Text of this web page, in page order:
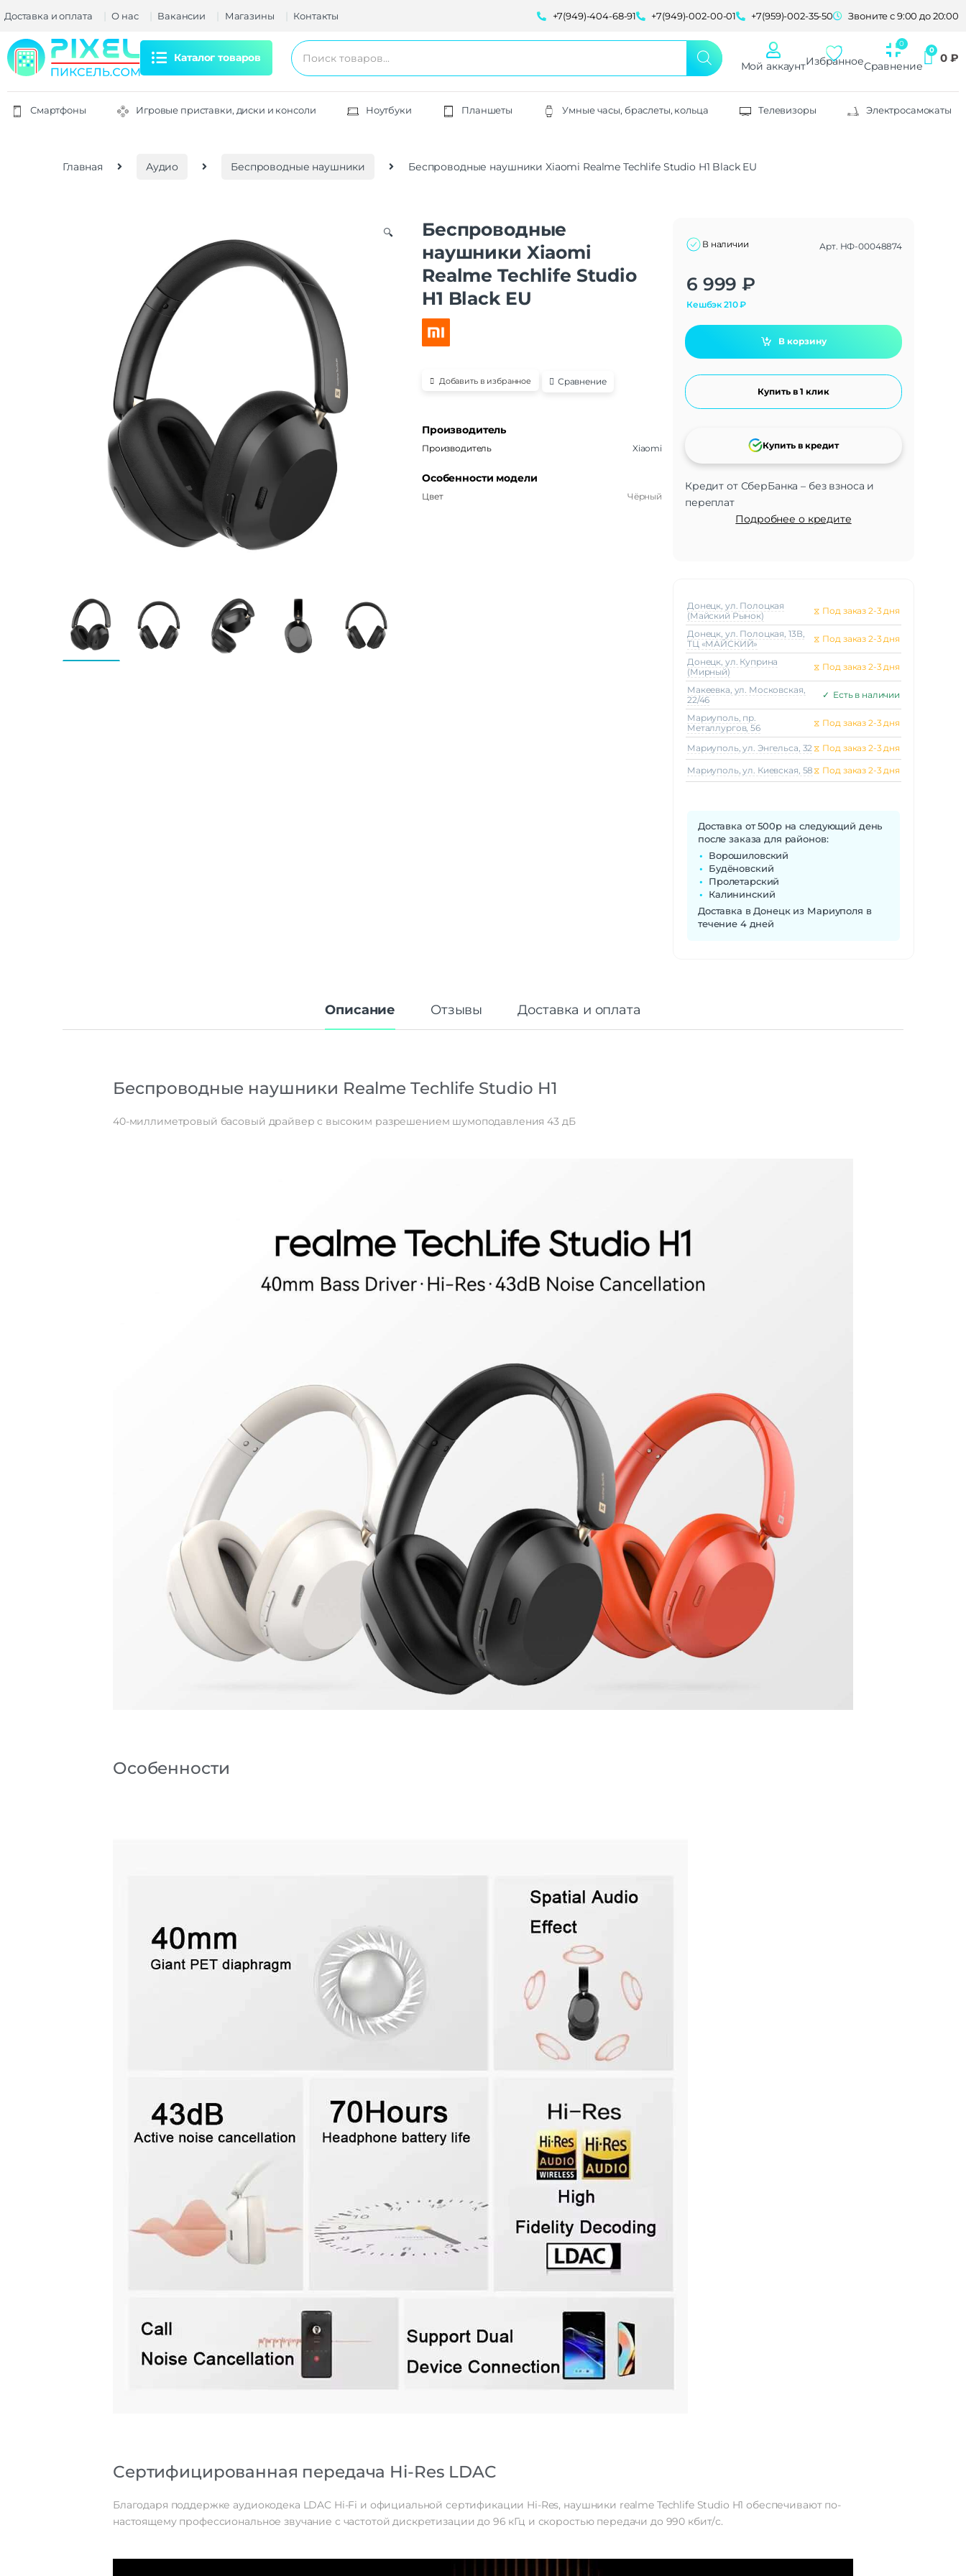
Доставка и оплата О нас Вакансии Магазины Контакты +7(949)-404-68-91 +7(949)-002-00-01 +7(959)-002-35-50 Звоните с 9:00 до 20:00
Каталог товаров
Мой аккаунтИзбранноеСравнение
0 ₽
Смартфоны Игровые приставки, диски и консоли Ноутбуки Планшеты Умные часы, браслеты, кольца Телевизоры Электросамокаты
Главная Аудио Беспроводные наушники Беспроводные наушники Xiaomi Realme Techlife Studio H1 Black EU
🔍
Беспроводные
наушники Xiaomi
Realme Techlife Studio
H1 Black EU
Добавить в избранное Сравнение
Производитель
Производитель Xiaomi
Особенности модели
Цвет Чёрный
В наличии Арт. НФ-00048874
6 999 ₽
Кешбэк210₽
В корзину
Купить в 1 клик
Кредит от СберБанка – без взноса и
переплат
Подробнее о кредите
Купить в кредит
Alternative:
Донецк, ул. Полоцкая
(Майский Рынок)
⧖ Под заказ 2-3 дня
Донецк, ул. Полоцкая, 13В,
ТЦ «МАЙСКИЙ»
⧖ Под заказ 2-3 дня
Донецк, ул. Куприна
(Мирный)
⧖ Под заказ 2-3 дня
Макеeвка, ул. Московская,
22/46
✓ Есть в наличии
Мариуполь, пр.
Металлургов, 56
⧖ Под заказ 2-3 дня
Мариуполь, ул. Энгельса, 32 ⧖ Под заказ 2-3 дня
Мариуполь, ул. Киевская, 58 ⧖ Под заказ 2-3 дня
Доставка от 500р на следующий день
после заказа для районов:
Ворошиловский
Будёновский
Пролетарский
Калининский
Доставка в Донецк из Мариуполя в
течение 4 дней
Описание Отзывы Доставка и оплата
Беспроводные наушники Realme Techlife Studio H1
40-миллиметровый басовый драйвер с высоким разрешением шумоподавления 43 дБ
Особенности
Сертифицированная передача Hi-Res LDAC
Благодаря поддержке аудиокодека LDAC Hi-Fi и официальной сертификации Hi-Res, наушники realme Techlife Studio H1 обеспечивают по-
настоящему профессиональное звучание с частотой дискретизации до 96 кГц и скоростью передачи до 990 кбит/с.